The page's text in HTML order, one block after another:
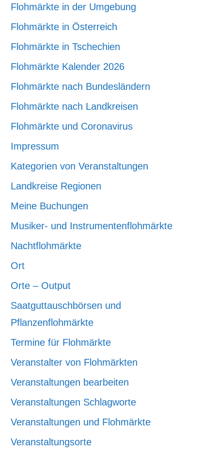
Flohmärkte in der Umgebung
Flohmärkte in Österreich
Flohmärkte in Tschechien
Flohmärkte Kalender 2026
Flohmärkte nach Bundesländern
Flohmärkte nach Landkreisen
Flohmärkte und Coronavirus
Impressum
Kategorien von Veranstaltungen
Landkreise Regionen
Meine Buchungen
Musiker- und Instrumentenflohmärkte
Nachtflohmärkte
Ort
Orte – Output
Saatguttauschbörsen und
Pflanzenflohmärkte
Termine für Flohmärkte
Veranstalter von Flohmärkten
Veranstaltungen bearbeiten
Veranstaltungen Schlagworte
Veranstaltungen und Flohmärkte
Veranstaltungsorte